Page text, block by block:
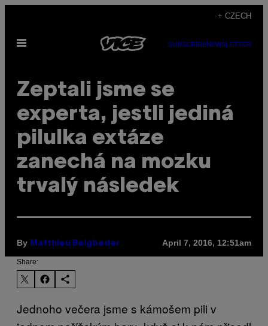
content
+ CZECH
Open
SUBSCRIBENEWSLETTER
Zeptali jsme se
experta, jestli jediná
pilulka extáze
zanechá na mozku
trvalý následek
By Matthieu Beigbeder April 7, 2016, 12:51am
Share:
Jednoho večera jsme s kámošem pili v